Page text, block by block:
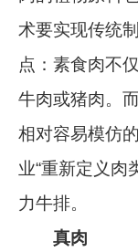
术要实现传统
点：素食肉不
牛肉或猪肉。
相对容易模仿
业“重新定义肉
力牛排。
真肉